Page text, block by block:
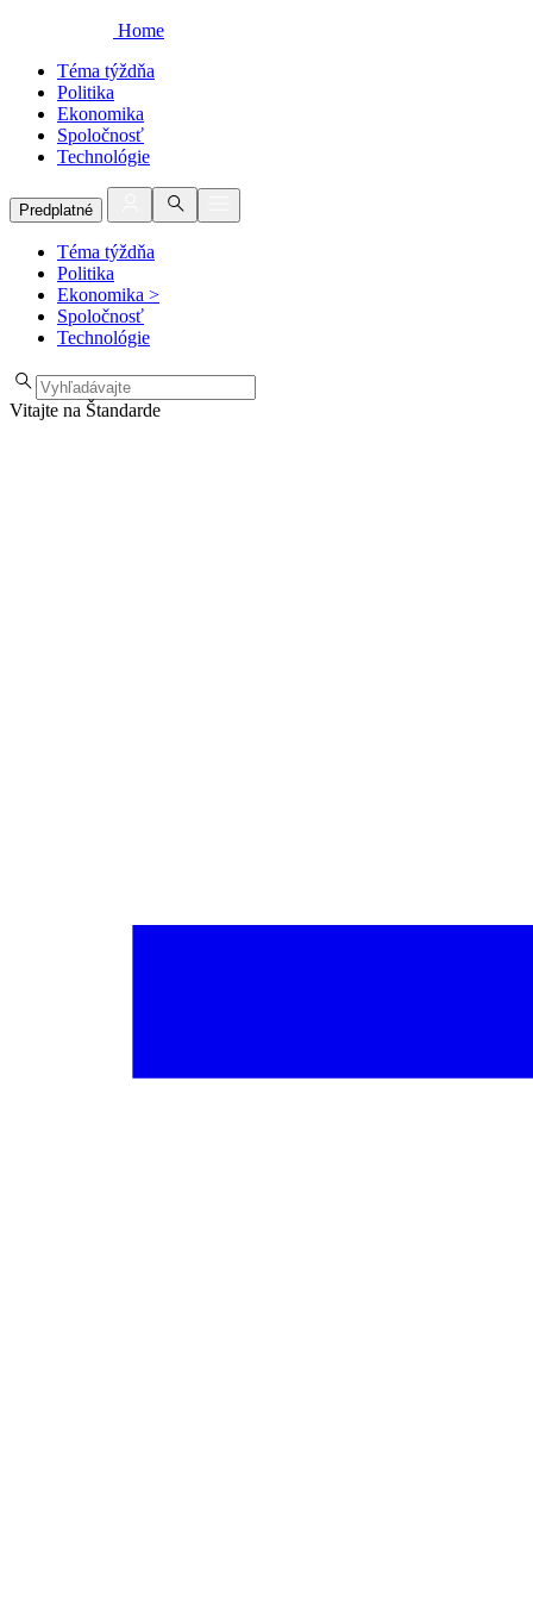
Home
Téma týždňa
Politika
Ekonomika
Spoločnosť
Technológie
Predplatné
Téma týždňa
Politika
Ekonomika >
Spoločnosť
Technológie
Vitajte na Štandarde